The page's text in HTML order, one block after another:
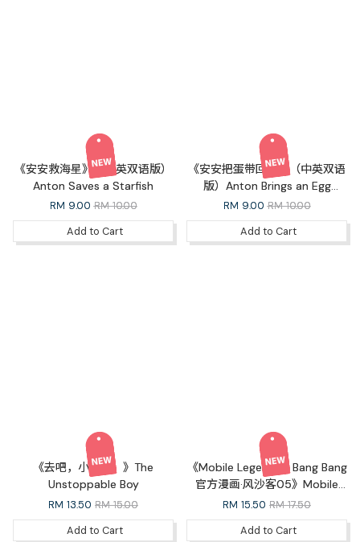
《安安救海星》（中英双语版）
Anton Saves a Starfish
RM 9.00 RM 10.00
Add to Cart
《安安把蛋带回家》（中英双语
版）Anton Brings an Egg
Home
RM 9.00 RM 10.00
Add to Cart
《去吧，小跑车！》The
Unstoppable Boy
RM 13.50 RM 15.00
Add to Cart
《Mobile Legends：Bang Bang
官方漫画·风沙客05》Mobile
Legends: Bang Bang Official
Comic Outlaw 05
RM 15.50 RM 17.50
Add to Cart